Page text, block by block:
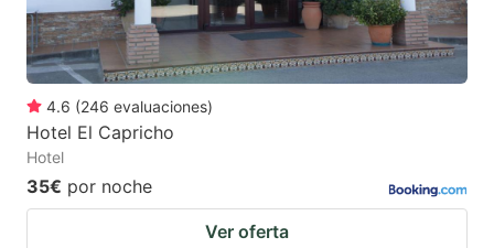
4.6 (246 evaluaciones)
Hotel El Capricho
Hotel
35€ por noche
Ver oferta